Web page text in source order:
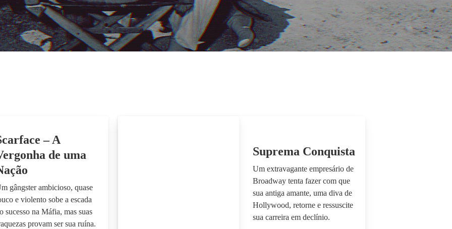
– A
de uma
gângster ambicioso, quase
e violento sobe a escada
sucesso na Máfia, mas suas
provam ser sua ruína.
Suprema Conquista
Um extravagante empresário de
Broadway tenta fazer com que
sua antiga amante, uma diva de
Hollywood, retorne e ressuscite
sua carreira em declínio.